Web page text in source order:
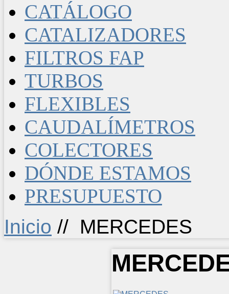
CATÁLOGO
CATALIZADORES
FILTROS FAP
TURBOS
FLEXIBLES
CAUDALÍMETROS
COLECTORES
DÓNDE ESTAMOS
PRESUPUESTO
Inicio // MERCEDES